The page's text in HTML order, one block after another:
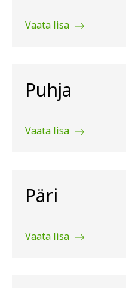
Vaata lisa
Puhja
Vaata lisa
Päri
Vaata lisa